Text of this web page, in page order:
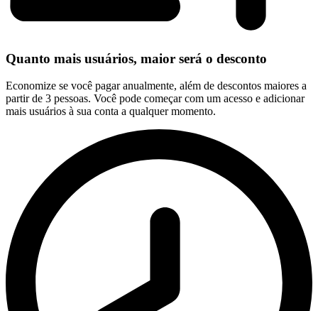
Quanto mais usuários, maior será o desconto
Economize se você pagar anualmente, além de descontos maiores a
partir de 3 pessoas. Você pode começar com um acesso e adicionar
mais usuários à sua conta a qualquer momento.